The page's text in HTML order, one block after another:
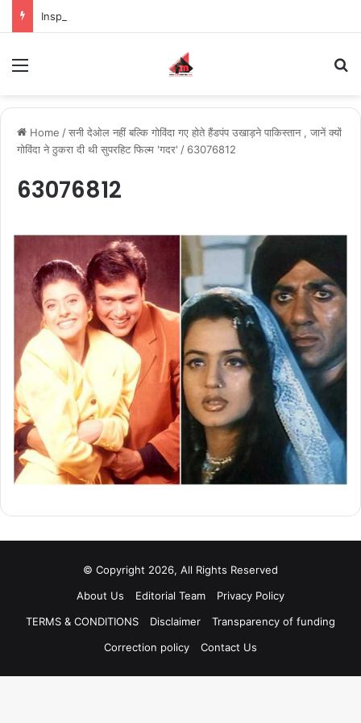
Home /सनी देओल नहीं बल्कि गोविंदा गए होते हैंडपंप उखाड़ने पाकिस्तान , जानें क्यों
गोविंदा ने ठुकरा दी थी सुपरहिट फिल्म 'गदर' / 63076812
63076812
© Copyright 2026, All Rights Reserved
About Us
Editorial Team
Privacy Policy
TERMS & CONDITIONS
Disclaimer
Transparency of funding
Correction policy
Contact Us